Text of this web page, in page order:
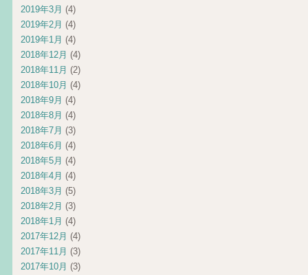
2019年3月 (4)
2019年2月 (4)
2019年1月 (4)
2018年12月 (4)
2018年11月 (2)
2018年10月 (4)
2018年9月 (4)
2018年8月 (4)
2018年7月 (3)
2018年6月 (4)
2018年5月 (4)
2018年4月 (4)
2018年3月 (5)
2018年2月 (3)
2018年1月 (4)
2017年12月 (4)
2017年11月 (3)
2017年10月 (3)